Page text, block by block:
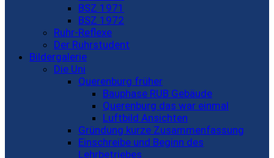
BSZ 1971
BSZ 1972
Ruhr-Reflexe
Der Ruhrstudent
Bildergalerie
Die Uni
Querenburg früher
Bauphase RUB Gebäude
Querenburg das war einmal
Luftbild Ansichten
Gründung kurze Zusammenfassung
Einschreibe und Beginn des
Lehrbetriebes